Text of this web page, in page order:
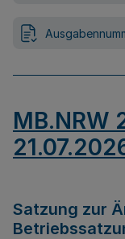
MB.NRW
Satzung zur